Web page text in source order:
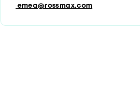
emea@rossmax.com